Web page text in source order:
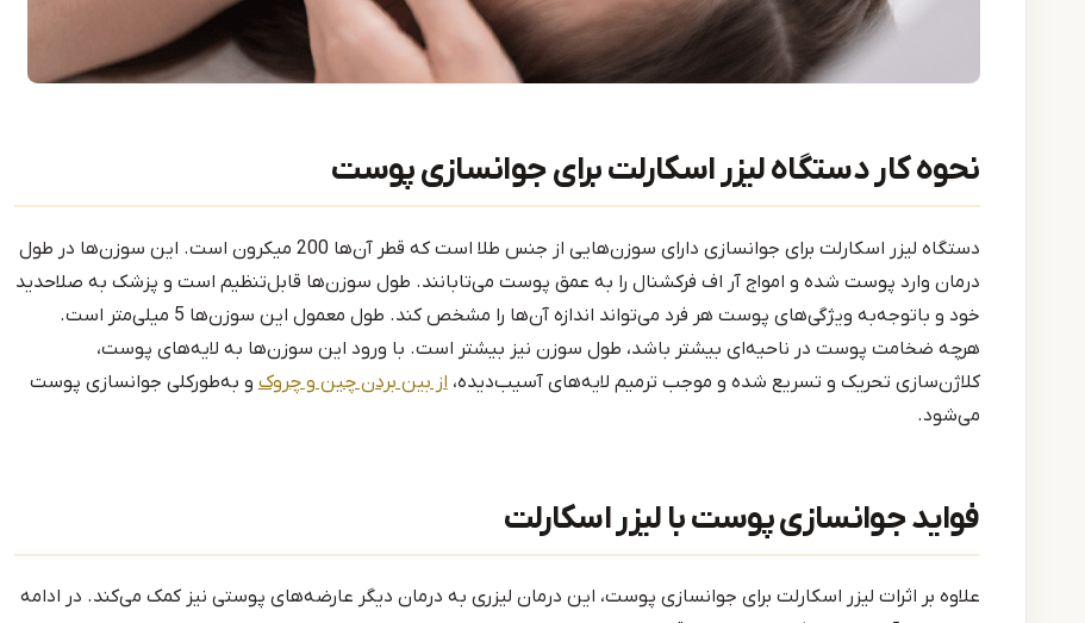
نحوه کار دستگاه لیزر اسکارلت برای جوانسازی پوست
دستگاه لیزر اسکارلت برای جوانسازی دارای سوزن‌هایی از جنس طلا است که قطر آن‌ها 200 میکرون است. این سوزن‌ها در طول
درمان وارد پوست شده و امواج آر اف فرکشنال را به عمق پوست می‌تابانند. طول سوزن‌ها قابل‌تنظیم است و پزشک به صلاحدید
خود و باتوجه‌به ویژگی‌های پوست هر فرد می‌تواند اندازه آن‌ها را مشخص کند. طول معمول این سوزن‌ها 5 میلی‌متر است.
هرچه ضخامت پوست در ناحیه‌ای بیشتر باشد، طول سوزن نیز بیشتر است. با ورود این سوزن‌ها به لایه‌های پوست،
کلاژن‌سازی تحریک و تسریع شده و موجب ترمیم لایه‌های آسیب‌دیده، از بین بردن چین ‌و چروک‌ و به‌طورکلی جوانسازی پوست
می‌شود.
فواید جوانسازی پوست با لیزر اسکارلت
علاوه بر اثرات لیزر اسکارلت برای جوانسازی پوست، این درمان لیزری به درمان دیگر عارضه‌های پوستی نیز کمک می‌کند. در ادامه